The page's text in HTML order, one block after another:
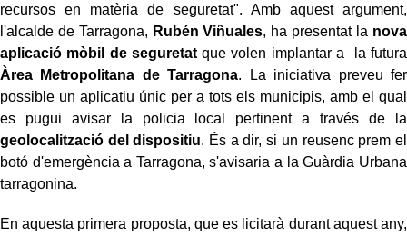
recursos en matèria de seguretat". Amb aquest argument,
l'alcalde de Tarragona, Rubén Viñuales, ha presentat la nova
aplicació mòbil de seguretatque volen implantar a la futura
Àrea Metropolitana de Tarragona. La iniciativa preveu fer
possible un aplicatiu únic per a tots els municipis, amb el qual
es pugui avisar la policia local pertinent a través de la
geolocalització del dispositiu. És a dir, si un reusenc prem el
botó d'emergència a Tarragona, s'avisaria a la Guàrdia Urbana
tarragonina.
En aquesta primera proposta, que es licitarà durant aquest any,